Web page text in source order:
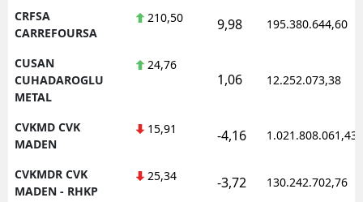
CRFSA
CARREFOURSA
210,50 9,98 195.380.644,60
CUSAN
CUHADAROGLU
METAL
24,76
1,06 12.252.073,38
CVKMD CVK
MADEN
15,91 -4,16 1.021.808.061,43
CVKMDR CVK
MADEN - RHKP
25,34 -3,72 130.242.702,76